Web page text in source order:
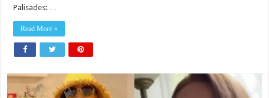
Palisades: …
Read More »